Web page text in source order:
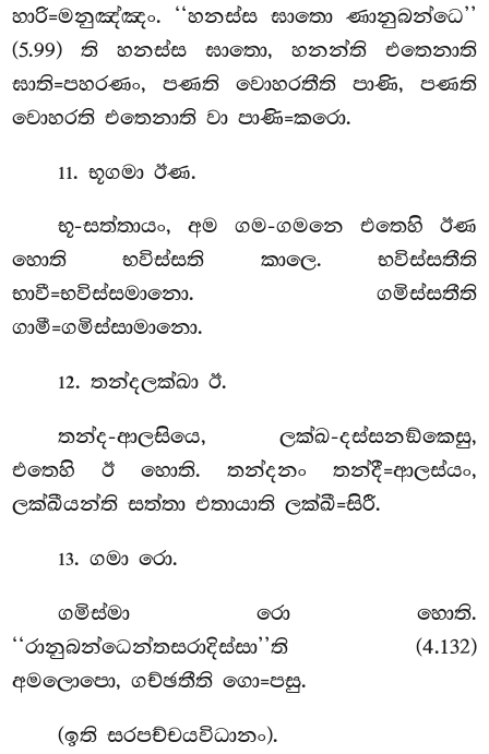
හාරි=මනුඤ්ඤං. ‘‘හනස්ස ඝාතො ණානුබන්ධෙ’’
(5.99) ති හනස්ස ඝාතො, හනන්ති එතෙනාති
ඝාති=පහරණං, පණති වොහරතීති පාණි, පණති
වොහරති එතෙනාති වා පාණි=කරො.
11. භූගමා ඊණ.
භූ-සත්තායං, අම ගම-ගමනෙ එතෙහි ඊණ
හොති භවිස්සති කාලෙ. භවිස්සතීති
භාවී=භවිස්සමානො. ගමිස්සතීති
ගාමී=ගමිස්සාමානො.
12. තන්දලක්ඛා ඊ.
තන්ද-ආලසියෙ, ලක්ඛ-දස්සනඞ්කෙසු,
එතෙහි ඊ හොති. තන්දනං තන්දී=ආලස්යං,
ලක්ඛීයන්ති සත්තා එතායාති ලක්ඛී=සිරී.
13. ගමා රො.
ගමිස්මා රො හොති.
‘‘රානුබන්ධෙන්තසරාදිස්සා’’ති (4.132)
අමලොපො, ගච්ඡතීති ගො=පසු.
(ඉති සරපච්චයවිධානං).